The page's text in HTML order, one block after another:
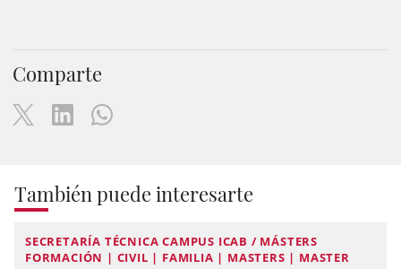
Comparte
También puede interesarte
SECRETARÍA TÉCNICA CAMPUS ICAB / MÁSTERS
FORMACIÓN | CIVIL | FAMILIA | MASTERS | MASTER